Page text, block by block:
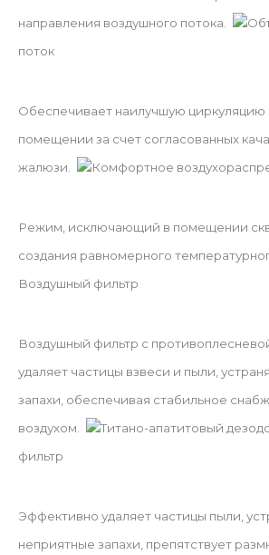
направления воздушного потока.
поток
Обеспечивает наилучшую циркуляцию
помещении за счет согласованных
жалюзи.
Комфортное
Режим, исключающий в помещении
создания равномерного
Воздушный фильтр
Воздушный фильтр с
удаляет частицы взвеси и пыли,
запахи, обеспечивая стабильное
воздухом.
Титано-апатитовый
фильтр
Эффективно удаляет частицы пыли,
неприятные запахи, препятствует